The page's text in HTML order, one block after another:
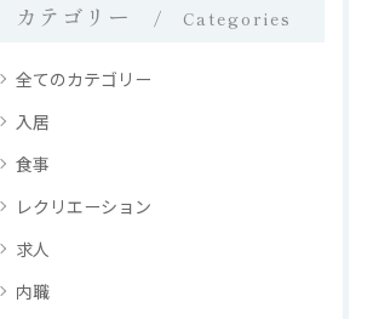
カテゴリー Categories
全てのカテゴリー
入居
食事
レクリエーション
求人
内職